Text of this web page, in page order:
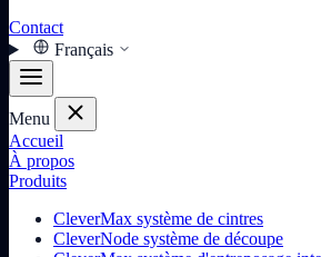
Contact
Français
Menu
Accueil
À propos
Produits
CleverMax système de cintres
CleverNode système de découpe